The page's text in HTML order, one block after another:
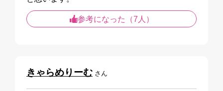
参考になった（7人）
きゃらめりーむさん